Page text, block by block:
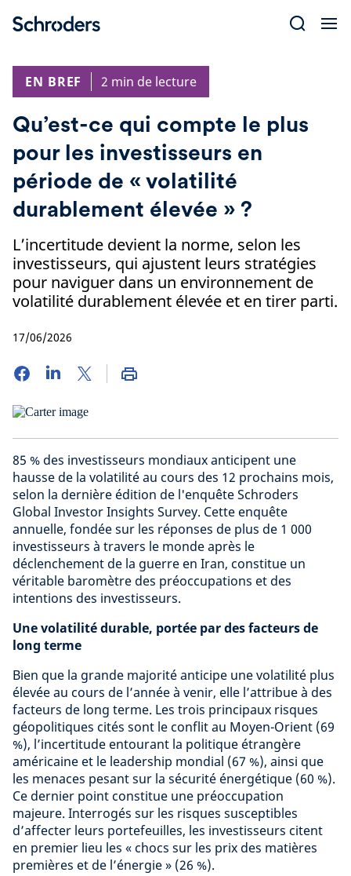
EN BREF
2 min de lecture
Qu’est-ce qui compte le plus
pour les investisseurs en
période de « volatilité
durablement élevée » ?
L’incertitude devient la norme, selon les
investisseurs, qui ajustent leurs stratégies
pour naviguer dans un environnement de
volatilité durablement élevée et en tirer parti.
17/06/2026
85 % des investisseurs mondiaux anticipent une
hausse de la volatilité au cours des 12 prochains mois,
selon la dernière édition de l'enquête Schroders
Global Investor Insights Survey. Cette enquête
annuelle, fondée sur les réponses de plus de 1 000
investisseurs à travers le monde après le
déclenchement de la guerre en Iran, constitue un
véritable baromètre des préoccupations et des
intentions des investisseurs.
Une volatilité durable, portée par des facteurs de
long terme
Bien que la grande majorité anticipe une volatilité plus
élevée au cours de l’année à venir, elle l’attribue à des
facteurs de long terme. Les trois principaux risques
géopolitiques cités sont le conflit au Moyen-Orient (69
%), l’incertitude entourant la politique étrangère
américaine et le leadership mondial (67 %), ainsi que
les menaces pesant sur la sécurité énergétique (60 %).
Ce dernier point constitue une préoccupation
majeure. Interrogés sur les risques susceptibles
d’affecter leurs portefeuilles, les investisseurs citent
en premier lieu les « chocs sur les prix des matières
premières et de l’énergie » (26 %).